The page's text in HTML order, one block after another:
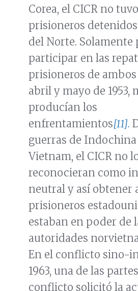
Corea, el CICR no
prisioneros
del Norte. Solamente
participar en las
prisioneros de
abril y mayo de 1953,
producían los
enfrentamientos[11].
guerras de Indochina
Vietnam, el CICR no
reconocieran como
neutral y así obtener
prisioneros
estaban en poder de
autoridades
En el conflicto sino-
1963, una de las
conflicto solicitó la